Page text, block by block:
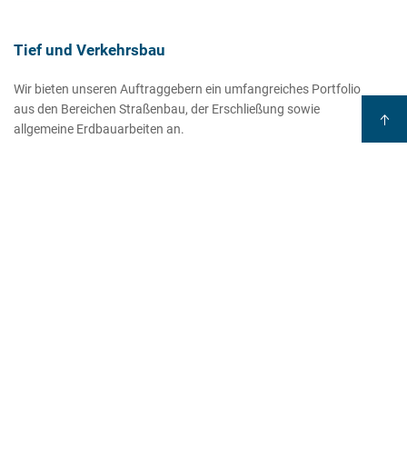
Tief und Verkehrsbau
Wir bieten unseren Auftraggebern ein umfangreiches Portfolio
aus den Bereichen Straßenbau, der Erschließung sowie
allgemeine Erdbauarbeiten an.